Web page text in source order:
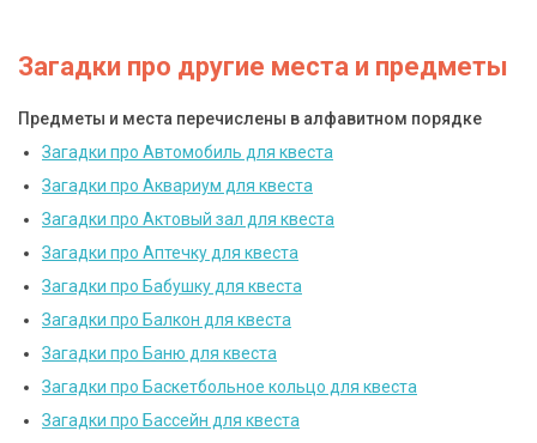
Загадки про другие места и предметы
Предметы и места перечислены в алфавитном порядке
Загадки про Автомобиль для квеста
Загадки про Аквариум для квеста
Загадки про Актовый зал для квеста
Загадки про Аптечку для квеста
Загадки про Бабушку для квеста
Загадки про Балкон для квеста
Загадки про Баню для квеста
Загадки про Баскетбольное кольцо для квеста
Загадки про Бассейн для квеста